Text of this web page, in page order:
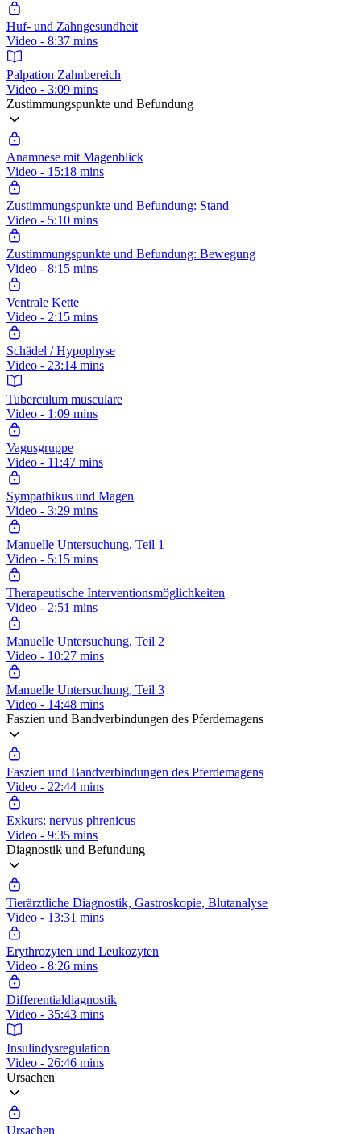
Huf- und Zahngesundheit
Video - 8:37 mins
Palpation Zahnbereich
Video - 3:09 mins
Zustimmungspunkte und Befundung
Anamnese mit Magenblick
Video - 15:18 mins
Zustimmungspunkte und Befundung: Stand
Video - 5:10 mins
Zustimmungspunkte und Befundung: Bewegung
Video - 8:15 mins
Ventrale Kette
Video - 2:15 mins
Schädel / Hypophyse
Video - 23:14 mins
Tuberculum musculare
Video - 1:09 mins
Vagusgruppe
Video - 11:47 mins
Sympathikus und Magen
Video - 3:29 mins
Manuelle Untersuchung, Teil 1
Video - 5:15 mins
Therapeutische Interventionsmöglichkeiten
Video - 2:51 mins
Manuelle Untersuchung, Teil 2
Video - 10:27 mins
Manuelle Untersuchung, Teil 3
Video - 14:48 mins
Faszien und Bandverbindungen des Pferdemagens
Faszien und Bandverbindungen des Pferdemagens
Video - 22:44 mins
Exkurs: nervus phrenicus
Video - 9:35 mins
Diagnostik und Befundung
Tierärztliche Diagnostik, Gastroskopie, Blutanalyse
Video - 13:31 mins
Erythrozyten und Leukozyten
Video - 8:26 mins
Differentialdiagnostik
Video - 35:43 mins
Insulindysregulation
Video - 26:46 mins
Ursachen
Ursachen